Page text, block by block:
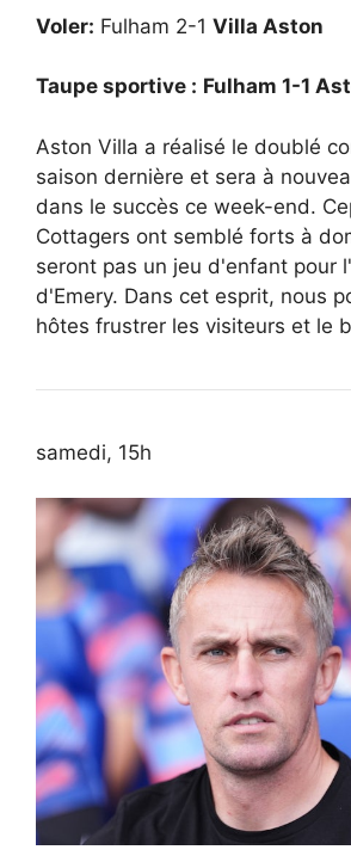
Voler: Fulham 2-1 Villa Aston
Taupe sportive : Fulham 1-1
Aston Villa a réalisé le doublé
saison dernière et sera à
dans le succès ce week-end.
Cottagers ont semblé forts à
seront pas un jeu d'enfant pour
d'Emery. Dans cet esprit, nous
hôtes frustrer les visiteurs et le
samedi, 15h